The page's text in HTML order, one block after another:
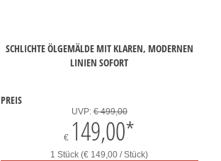
SCHLICHTE ÖLGEMÄLDE MIT KLAREN, MODERNEN
LINIEN SOFORT
PREIS
UVP: € 499,00
€ 149,00*
1 Stück (€ 149,00 / Stück)